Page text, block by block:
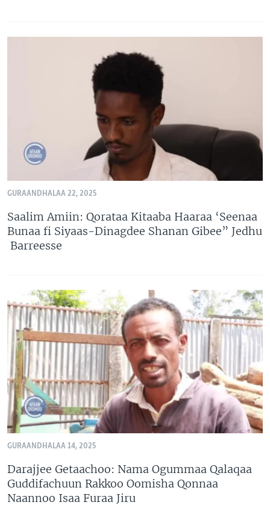
GURAANDHALAA 22, 2025
Saalim Amiin: Qorataa Kitaaba Haaraa ‘Seenaa
Bunaa fi Siyaas-Dinagdee Shanan Gibee” Jedhu
Barreesse
GURAANDHALAA 14, 2025
Darajjee Getaachoo: Nama Ogummaa Qalaqaa
Guddifachuun Rakkoo Oomisha Qonnaa
Naannoo Isaa Furaa Jiru